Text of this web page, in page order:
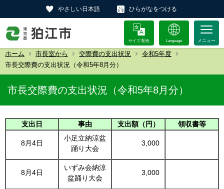
やさしい日本語 ひらがなをつける
サイズ 配色 Language
ホーム 市長室から 交際費の支出状況
令和5年度
市長交際費の支出状況（令和5年8月分）
市長交際費の支出状況（令和5年8月分）
支出日 事由 支出額（円） 領収書等
8月4日
小足立納涼盆
踊り大会
3,000
8月4日
いずみ会納涼
盆踊り大会
3,000